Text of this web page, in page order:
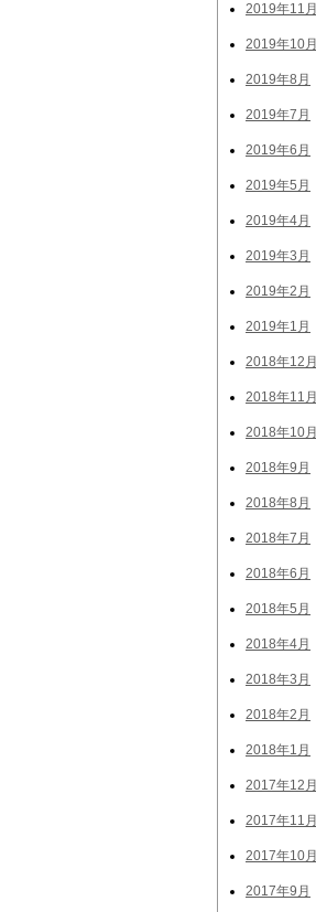
2019年11月
2019年10月
2019年8月
2019年7月
2019年6月
2019年5月
2019年4月
2019年3月
2019年2月
2019年1月
2018年12月
2018年11月
2018年10月
2018年9月
2018年8月
2018年7月
2018年6月
2018年5月
2018年4月
2018年3月
2018年2月
2018年1月
2017年12月
2017年11月
2017年10月
2017年9月